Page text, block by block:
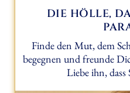
DIE HÖLLE,
Finde den Mut, dem
begegnen und freunde
Liebe ihn,